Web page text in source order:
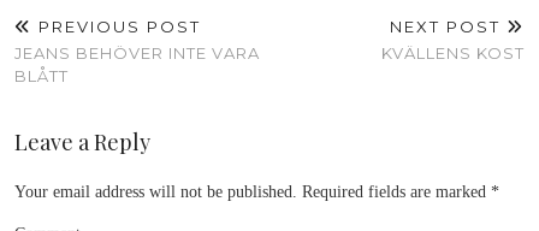
PREVIOUS POST
JEANS BEHÖVER INTE VARA
BLÅTT
NEXT POST
KVÄLLENS KOST
Leave a Reply
Your email address will not be published. Required fields are marked *